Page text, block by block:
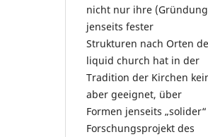
nicht nur ihre
jenseits fester
Strukturen nach Orten
liquid church hat in der
Tradition der Kirchen
aber geeignet, über
Formen jenseits
Forschungsprojekt des